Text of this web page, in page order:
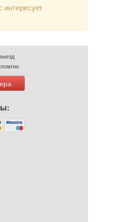
интересует